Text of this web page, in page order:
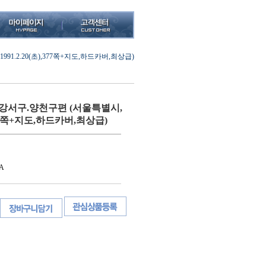
초),377쪽+지도,하드카버,최상급)
서구.양천구편 (서울특별시,
+지도,하드카버,최상급)